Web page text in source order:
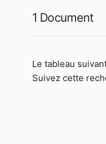
1 Document
Le tableau
Suivez cette